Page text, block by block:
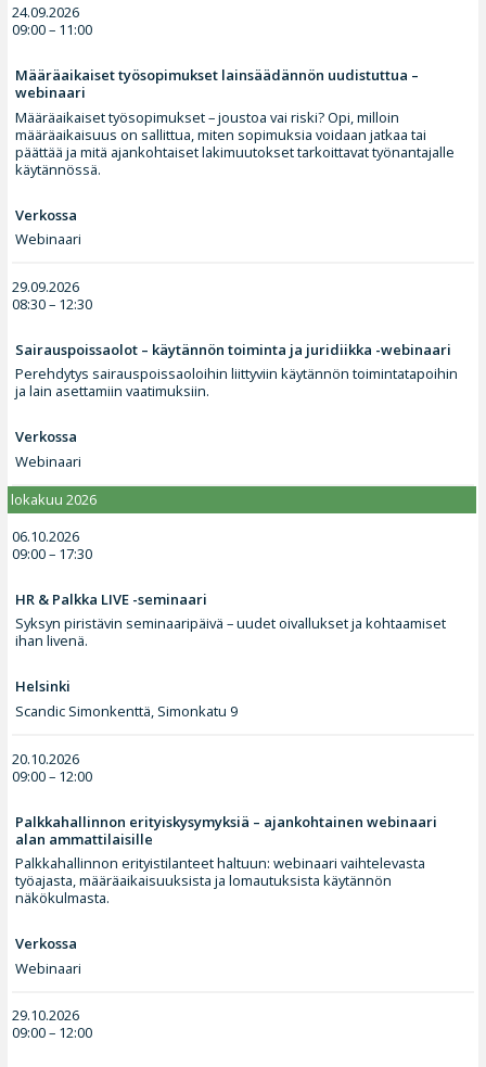
24.09.2026
09:00 – 11:00
Määräaikaiset työsopimukset lainsäädännön uudistuttua –
webinaari
Määräaikaiset työsopimukset – joustoa vai riski? Opi, milloin
määräaikaisuus on sallittua, miten sopimuksia voidaan jatkaa tai
päättää ja mitä ajankohtaiset lakimuutokset tarkoittavat työnantajalle
käytännössä.
Verkossa
Webinaari
29.09.2026
08:30 – 12:30
Sairauspoissaolot – käytännön toiminta ja juridiikka -webinaari
Perehdytys sairauspoissaoloihin liittyviin käytännön toimintatapoihin
ja lain asettamiin vaatimuksiin.
Verkossa
Webinaari
lokakuu 2026
06.10.2026
09:00 – 17:30
HR & Palkka LIVE -seminaari
Syksyn piristävin seminaaripäivä – uudet oivallukset ja kohtaamiset
ihan livenä.
Helsinki
Scandic Simonkenttä, Simonkatu 9
20.10.2026
09:00 – 12:00
Palkkahallinnon erityiskysymyksiä – ajankohtainen webinaari
alan ammattilaisille
Palkkahallinnon erityistilanteet haltuun: webinaari vaihtelevasta
työajasta, määräaikaisuuksista ja lomautuksista käytännön
näkökulmasta.
Verkossa
Webinaari
29.10.2026
09:00 – 12:00